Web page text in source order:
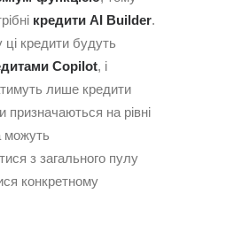
кредити AI Builder.
кредити будуть
Copilot, і
лише кредити
призначаються на рівні
можуть
з загального пулу
конкретному